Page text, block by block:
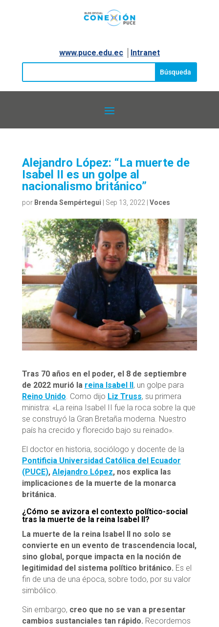
www.puce.edu.ec│ Intranet
Alejandro López: “La muerte de
Isabel II es un golpe al
nacionalismo británico”
por Brenda Sempértegui Sep 13, 2022| Voces
Tras 70 años en el poder, el 8 de septiembre
de 2022 murió la reina Isabel II , un golpe para
Reino Unido. Como dijo Liz Truss, su primera
ministra: «La reina Isabel II fue la roca sobre la que
se construyó la Gran Bretaña moderna. Nuestro
país ha crecido y florecido bajo su reinado».
El doctor en historia, sociólogo y docente de la
Pontificia Universidad Católica del Ecuador
(PUCE), Alejandro López, nos explica las
implicaciones de la muerte de la monarca
británica.
¿Cómo se avizora el contexto político-social
tras la muerte de la reina Isabel ll?
La muerte de la reina Isabel II no solo se
convierte en un evento de trascendencia local,
sino global, porque impacta en la noción de
legitimidad del sistema político británico. Es el
fin de una de una época, sobre todo, por su valor
simbólico.
Sin embargo, creo que no se van a presentar
cambios sustanciales tan rápido. Recordemos